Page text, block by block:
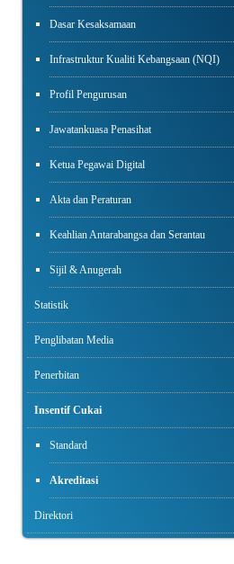
Dasar Kesaksamaan
Infrastruktur Kualiti Kebangsaan (NQI)
Profil Pengurusan
Jawatankuasa Penasihat
Ketua Pegawai Digital
Akta dan Peraturan
Keahlian Antarabangsa dan Serantau
Sijil & Anugerah
Statistik
Penglibatan Media
Penerbitan
Insentif Cukai
Standard
Akreditasi
Direktori